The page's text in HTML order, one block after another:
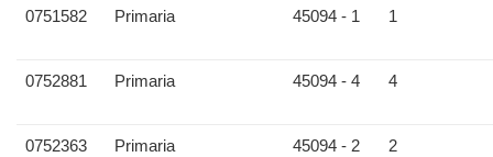
0751582 Primaria 45094 - 1 1
0752881 Primaria 45094 - 4 4
0752363 Primaria 45094 - 2 2